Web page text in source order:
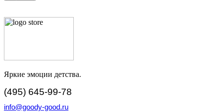
Яркие эмоции детства.
(495) 645-99-78
info@goody-good.ru